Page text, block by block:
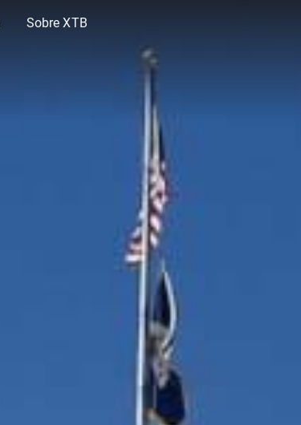
Sobre XTB